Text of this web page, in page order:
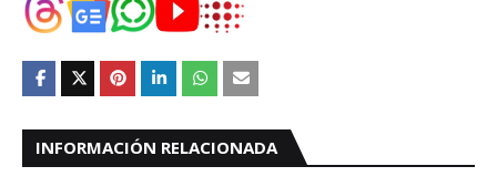
INFORMACIÓN RELACIONADA